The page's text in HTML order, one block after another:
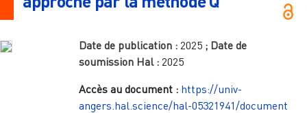
Date de publication : 2025 ; Date de
soumission Hal : 2025
Accès au document : https://univ-
angers.hal.science/hal-05321941/document